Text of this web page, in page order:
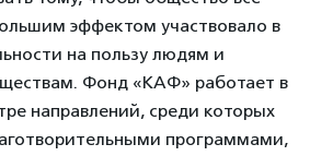
эффектом участвовало в
на пользу людям и
Фонд «КАФ» работает в
направлений, среди которых
программами,